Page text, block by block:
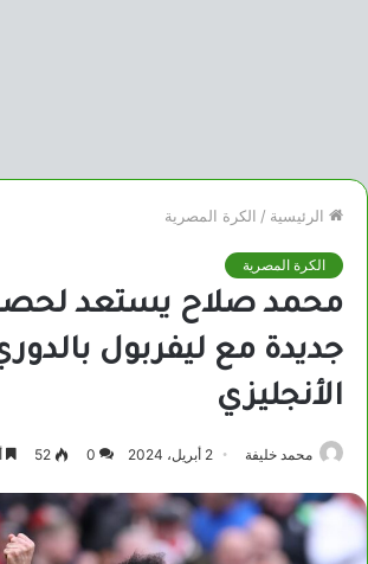
الرئيسية / الكرة المصرية
الكرة المصرية
محمد صلاح يستعد لحصد
جديدة مع ليفربول
الأنجليزي
محمد خليفة 2 أبريل، 2024 0
52